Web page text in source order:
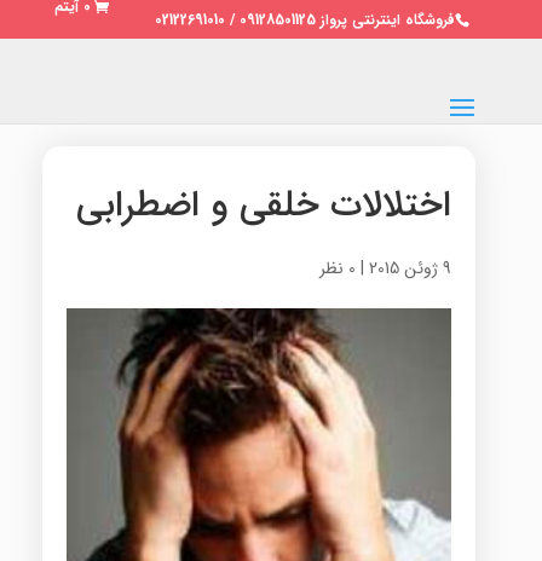
فروشگاه اینترنتی پرواز 09128501125 / 02122691010
0 آیتم
اختلالات خلقی و اضطرابی
9 ژوئن 2015 | 0 نظر